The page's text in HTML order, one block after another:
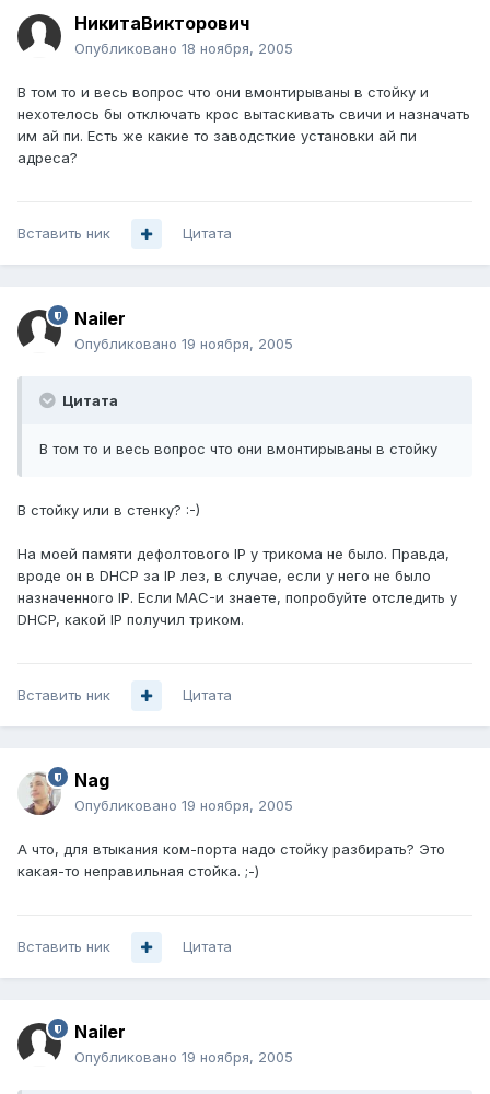
НикитаВикторович
Опубликовано 18 ноября, 2005
В том то и весь вопрос что они вмонтирываны в стойку и
нехотелось бы отключать крос вытаскивать свичи и назначать
им ай пи. Есть же какие то заводсткие установки ай пи
адреса?
Вставить ник Цитата
Nailer
Опубликовано 19 ноября, 2005
Цитата
В том то и весь вопрос что они вмонтирываны в стойку
В стойку или в стенку? :-)
На моей памяти дефолтового IP у трикома не было. Правда,
вроде он в DHCP за IP лез, в случае, если у него не было
назначенного IP. Если MAC-и знаете, попробуйте отследить у
DHCP, какой IP получил триком.
Вставить ник Цитата
Nag
Опубликовано 19 ноября, 2005
А что, для втыкания ком-порта надо стойку разбирать? Это
какая-то неправильная стойка. ;-)
Вставить ник Цитата
Nailer
Опубликовано 19 ноября, 2005